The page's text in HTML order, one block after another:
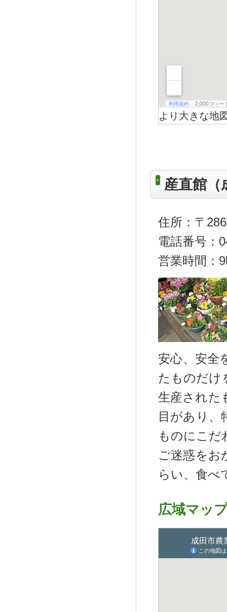
より大きな地
産直館（
住所：〒
電話番号：
営業時間：
安心、安全
たものだけ
生産された
目があり、
ものにこだ
ご迷惑をお
らい、食べ
広域マッ